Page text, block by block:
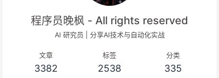
程序员晚枫 - All rights reserved
AI 研究员 | 分享AI技术与自动化实战
文章
3382
标签
2538
分类
335